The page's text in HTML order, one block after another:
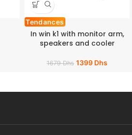
Tendances
In win k1 with monitor arm,
speakers and cooler
1679Dhs 1399 Dhs